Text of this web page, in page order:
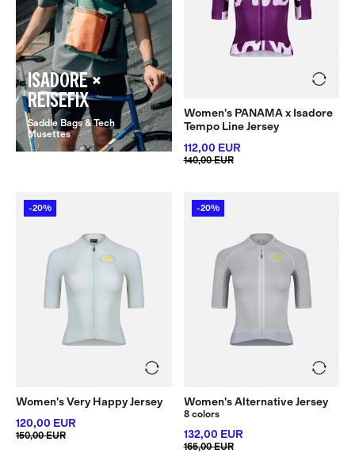
ISADORE ×
REISEFIX
Saddle Bags & Tech
Musettes
Women's PANAMA x Isadore
Tempo Line Jersey
112,00 EUR
140,00 EUR
-20%
Women's Very Happy Jersey
120,00 EUR
150,00 EUR
-20%
Women's Alternative Jersey
8 colors
132,00 EUR
165,00 EUR